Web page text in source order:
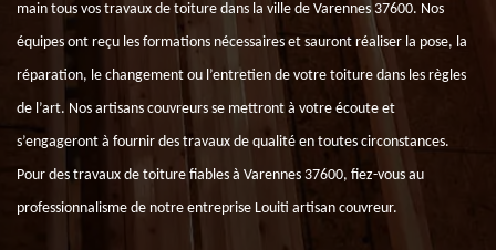
main tous vos travaux de toiture dans la ville de Varennes 37600. Nos
équipes ont reçu les formations nécessaires et sauront réaliser la pose, la
réparation, le changement ou l’entretien de votre toiture dans les règles
de l’art. Nos artisans couvreurs se mettront à votre écoute et
s’engageront à fournir des travaux de qualité en toutes circonstances.
Pour des travaux de toiture fiables à Varennes 37600, fiez-vous au
professionnalisme de notre entreprise Louiti artisan couvreur.